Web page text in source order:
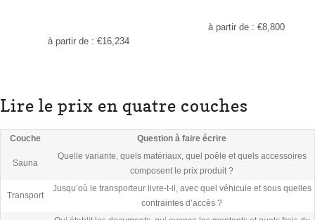
à partir de : €16,234
à partir de : €8,800
Lire le prix en quatre couches
Couche Question à faire écrire
Sauna
Quelle variante, quels matériaux, quel poêle et quels accessoires
composent le prix produit ?
Transport
Jusqu’où le transporteur livre-t-il, avec quel véhicule et sous quelles
contraintes d’accès ?